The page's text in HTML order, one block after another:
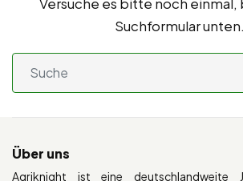
Suchformular unten.
Über uns
Agriknight ist eine deutschlandweite